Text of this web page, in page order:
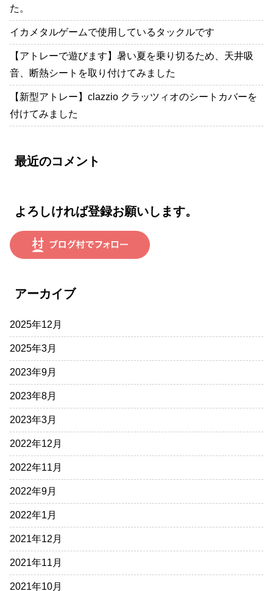
た。
イカメタルゲームで使用しているタックルです
【アトレーで遊びます】暑い夏を乗り切るため、天井吸
音、断熱シートを取り付けてみました
【新型アトレー】clazzio クラッツィオのシートカバーを
付けてみました
最近のコメント
よろしければ登録お願いします。
アーカイブ
2025年12月
2025年3月
2023年9月
2023年8月
2023年3月
2022年12月
2022年11月
2022年9月
2022年1月
2021年12月
2021年11月
2021年10月